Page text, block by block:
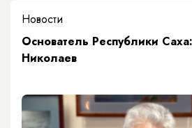
Новости
Основатель Республики
Николаев